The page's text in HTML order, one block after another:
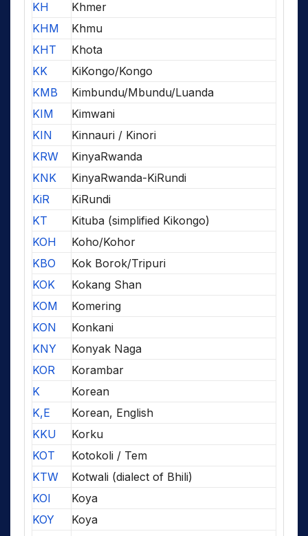
KH
Khmer
KHM
Khmu
KHT
Khota
KK
KiKongo/Kongo
KMB
Kimbundu/Mbundu/Luanda
KIM
Kimwani
KIN
Kinnauri / Kinori
KRW
KinyaRwanda
KNK
KinyaRwanda-KiRundi
KiR
KiRundi
KT
Kituba (simplified Kikongo)
KOH
Koho/Kohor
KBO
Kok Borok/Tripuri
KOK
Kokang Shan
KOM
Komering
KON
Konkani
KNY
Konyak Naga
KOR
Korambar
K
Korean
K,E
Korean, English
KKU
Korku
KOT
Kotokoli / Tem
KTW
Kotwali (dialect of Bhili)
KOI
Koya
KOY
Koya